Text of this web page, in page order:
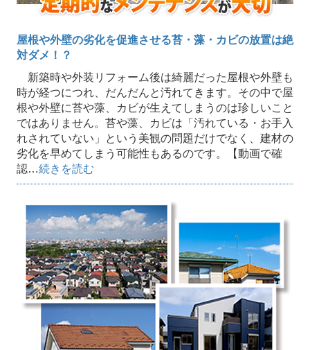
屋根や外壁の劣化を促進させる苔・藻・カビの放置は絶
対ダメ！？
新築時や外装リフォーム後は綺麗だった屋根や外壁も
時が経つにつれ、だんだんと汚れてきます。その中で屋
根や外壁に苔や藻、カビが生えてしまうのは珍しいこと
ではありません。苔や藻、カビは「汚れている・お手入
れされていない」という美観の問題だけでなく、建材の
劣化を早めてしまう可能性もあるのです。【動画で確
認…続きを読む